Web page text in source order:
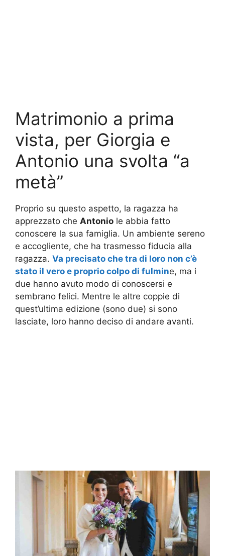
Matrimonio a prima
vista, per Giorgia e
Antonio una svolta “a
metà”
Proprio su questo aspetto, la ragazza ha
apprezzato che Antonio le abbia fatto
conoscere la sua famiglia. Un ambiente sereno
e accogliente, che ha trasmesso fiducia alla
ragazza. Va precisato che tra di loro non c’è
stato il vero e proprio colpo di fulmine, ma i
due hanno avuto modo di conoscersi e
sembrano felici. Mentre le altre coppie di
quest’ultima edizione (sono due) si sono
lasciate, loro hanno deciso di andare avanti.